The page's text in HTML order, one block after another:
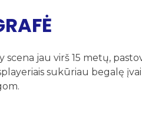
scena jau virš 15 metų,
sukūriau begalę